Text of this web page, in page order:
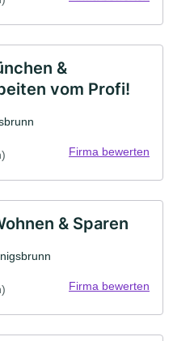
&
vom Profi!
Firma bewerten
& Sparen
Firma bewerten